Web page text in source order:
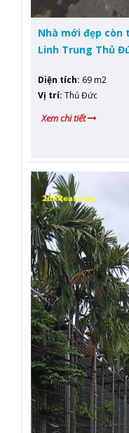
Nhà mới đẹp còn
Linh Trung Thủ
Diện tích: 69 m2
Vị trí: Thủ Đức
Xem chi tiết